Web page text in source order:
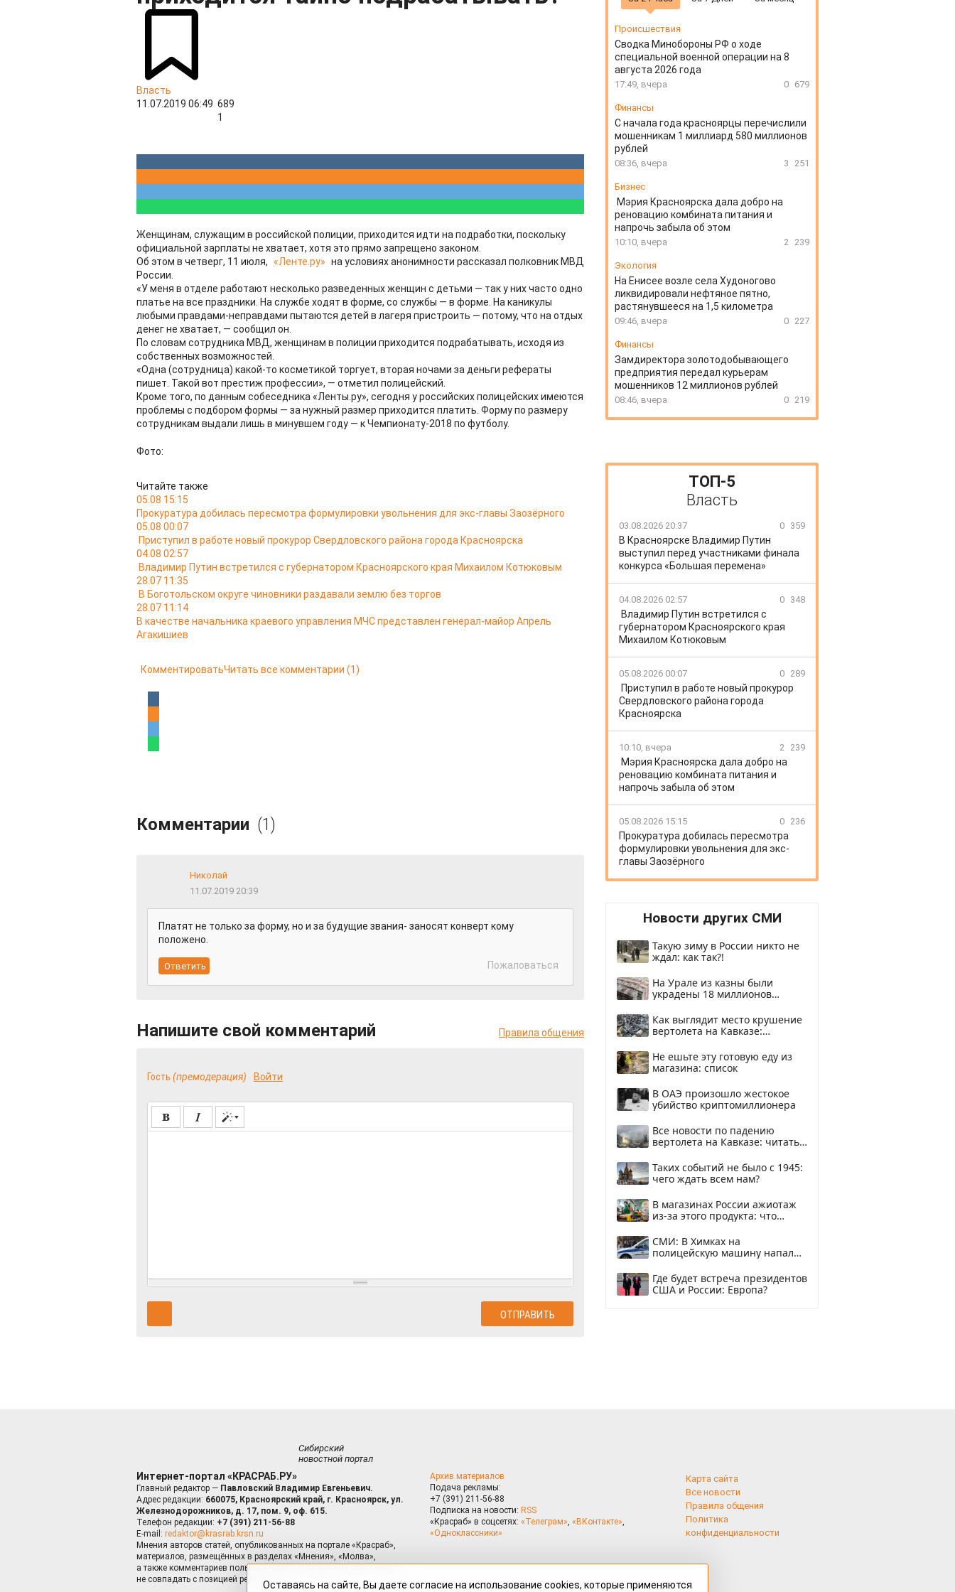
Власть
11.07.2019 06:49 689
1
Женщинам, служащим в российской полиции, приходится идти на подработки, поскольку
официальной зарплаты не хватает, хотя это прямо запрещено законом.
Об этом в четверг, 11 июля,
«Ленте.ру» на условиях анонимности рассказал полковник МВД
России.
«У меня в отделе работают несколько разведенных женщин с детьми — так у них часто одно
платье на все праздники. На службе ходят в форме, со службы — в форме. На каникулы
любыми правдами-неправдами пытаются детей в лагеря пристроить — потому, что на отдых
денег не хватает, — сообщил он.
По словам сотрудника МВД, женщинам в полиции приходится подрабатывать, исходя из
собственных возможностей.
«Одна (сотрудница) какой-то косметикой торгует, вторая ночами за деньги рефераты
пишет. Такой вот престиж профессии», — отметил полицейский.
Кроме того, по данным собеседника «Ленты.ру», сегодня у российских полицейских имеются
проблемы с подбором формы — за нужный размер приходится платить. Форму по размеру
сотрудникам выдали лишь в минувшем году — к Чемпионату-2018 по футболу.
Фото:
Читайте также
05.08 15:15
Прокуратура добилась пересмотра формулировки увольнения для экс-главы Заозёрного
05.08 00:07
Приступил в работе новый прокурор Свердловского района города Красноярска
04.08 02:57
Владимир Путин встретился с губернатором Красноярского края Михаилом Котюковым
28.07 11:35
В Боготольском округе чиновники раздавали землю без торгов
28.07 11:14
В качестве начальника краевого управления МЧС представлен генерал-майор Апрель
Агакишиев
КомментироватьЧитать все комментарии (1)
Комментарии (1)
Николай
11.07.2019 20:39
Платят не только за форму, но и за будущие звания- заносят конверт кому
положено.
Пожаловаться
Напишите свой комментарий Правила общения
Гость (премодерация) Войти
Происшествия
Сводка Минобороны РФ о ходе
специальной военной операции на 8
августа 2026 года
17:49, вчера 0 679
Финансы
С начала года красноярцы перечислили
мошенникам 1 миллиард 580 миллионов
рублей
08:36, вчера 3 251
Бизнес
Мэрия Красноярска дала добро на
реновацию комбината питания и
напрочь забыла об этом
10:10, вчера 2 239
Экология
На Енисее возле села Худоногово
ликвидировали нефтяное пятно,
растянувшееся на 1,5 километра
09:46, вчера 0 227
Финансы
Замдиректора золотодобывающего
предприятия передал курьерам
мошенников 12 миллионов рублей
08:46, вчера 0 219
ТОП-5
Власть
03.08.2026 20:37 0 359
В Красноярске Владимир Путин
выступил перед участниками финала
конкурса «Большая перемена»
04.08.2026 02:57 0 348
Владимир Путин встретился с
губернатором Красноярского края
Михаилом Котюковым
05.08.2026 00:07 0 289
Приступил в работе новый прокурор
Свердловского района города
Красноярска
10:10, вчера 2 239
Мэрия Красноярска дала добро на
реновацию комбината питания и
напрочь забыла об этом
05.08.2026 15:15 0 236
Прокуратура добилась пересмотра
формулировки увольнения для экс-
главы Заозёрного
Новости других СМИ
Такую зиму в России никто не
ждал: как так?!
На Урале из казны были
украдены 18 миллионов
Как выглядит место крушение
вертолета на Кавказе:
Не ешьте эту готовую еду из
магазина: список
В ОАЭ произошло жестокое
убийство криптомиллионера
Все новости по падению
вертолета на Кавказе: читать
Таких событий не было с 1945:
чего ждать всем нам?
В магазинах России ажиотаж
из-за этого продукта: что
СМИ: В Химках на
полицейскую машину напали
Где будет встреча президентов
США и России: Европа?
Сибирский
новостной портал
Интернет-портал «КРАСРАБ.РУ»
Главный редактор — Павловский Владимир Евгеньевич.
Адрес редакции: 660075, Красноярский край, г. Красноярск, ул.
Железнодорожников, д. 17, пом. 9, оф. 615.
Телефон редакции: +7 (391) 211-56-88
E-mail: redaktor@krasrab.krsn.ru
Мнения авторов статей, опубликованных на портале «Красраб»,
материалов, размещённых в разделах «Мнения», «Молва»,
а также комментариев пользователей к материалам сайта могут
не совпадать с позицией редакции.
Архив материалов
Подача рекламы:
+7 (391) 211-56-88
Подписка на новости: RSS
«Красраб» в соцсетях: «Телеграм», «ВКонтакте»,
«Одноклассники»
Карта сайта
Все новости
Правила общения
Политика
конфиденциальности
Оставаясь на сайте, Вы даете согласие на использование cookies, которые применяются